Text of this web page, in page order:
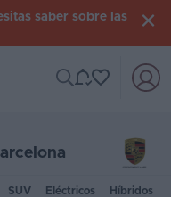
saber sobre las
SUV Eléctricos Híbridos